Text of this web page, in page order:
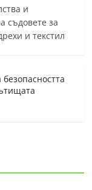
и
съдовете за
и текстил